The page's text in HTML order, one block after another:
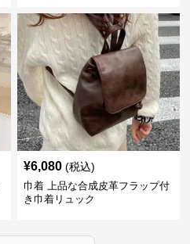
¥6,080 (税込)
巾着 上品な合成皮革フラップ付
き巾着リュック